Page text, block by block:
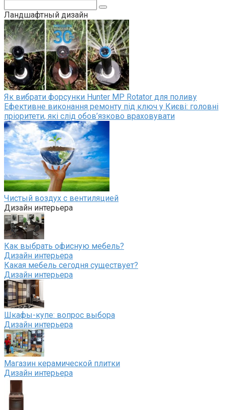
Ландшафтный дизайн
Як вибрати форсунки Hunter MP Rotator для поливу
Ефективне виконання ремонту під ключ у Києві: головні
пріоритети, які слід обов’язково враховувати
Чистый воздух с вентиляцией
Дизайн интерьера
Как выбрать офисную мебель?
Дизайн интерьера
Какая мебель сегодня существует?
Дизайн интерьера
Шкафы-купе: вопрос выбора
Дизайн интерьера
Магазин керамической плитки
Дизайн интерьера